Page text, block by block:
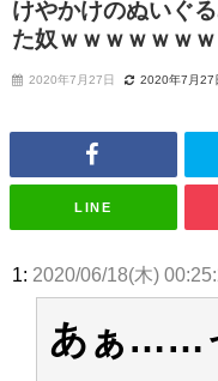
をピックアップ / 日向坂46卒
林さんと再会した結果･･･【激
欅坂46/日向坂46まとめの
の時代だと話題に
wwwwwwwwwwww
日向坂46まとめのまとめ /
日向坂46まとめのまとめ /
花考案グッズ＆生写真5種が公
アイドル – ぷぅアンテナ /
けやかけのぬいぐ
た奴ｗｗｗｗｗｗ
2020年7月27日 2020年7月27
LINE
1: 2020/06/18(木)
あぁ……